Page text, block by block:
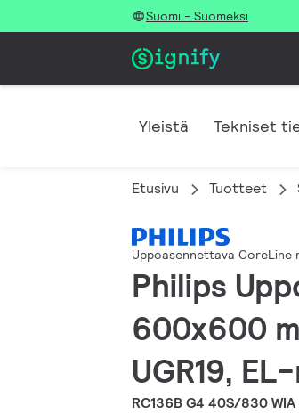
Suomi - Suomeksi
Yleistä Tekniset
Etusivu Tuotteet
Uppoasennettava CoreLine
Philips
600x600
UGR19,
RC136B G4 40S/830